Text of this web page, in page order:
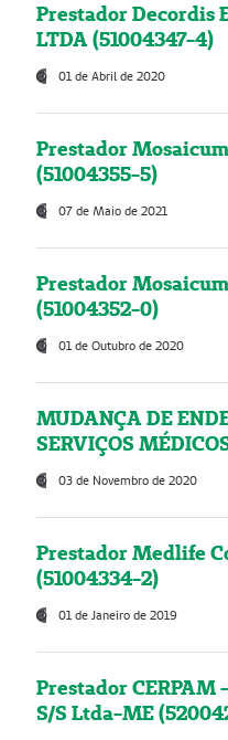
Prestador Decordis
LTDA (51004347-4)
01 de Abril de 2020
Prestador
(51004355-5)
07 de Maio de 2021
Prestador
(51004352-0)
01 de Outubro de 2020
MUDANÇA DE
SERVIÇOS
03 de Novembro de 2020
Prestador Medlife
(51004334-2)
01 de Janeiro de 2019
Prestador CERPAM
S/S Ltda-ME